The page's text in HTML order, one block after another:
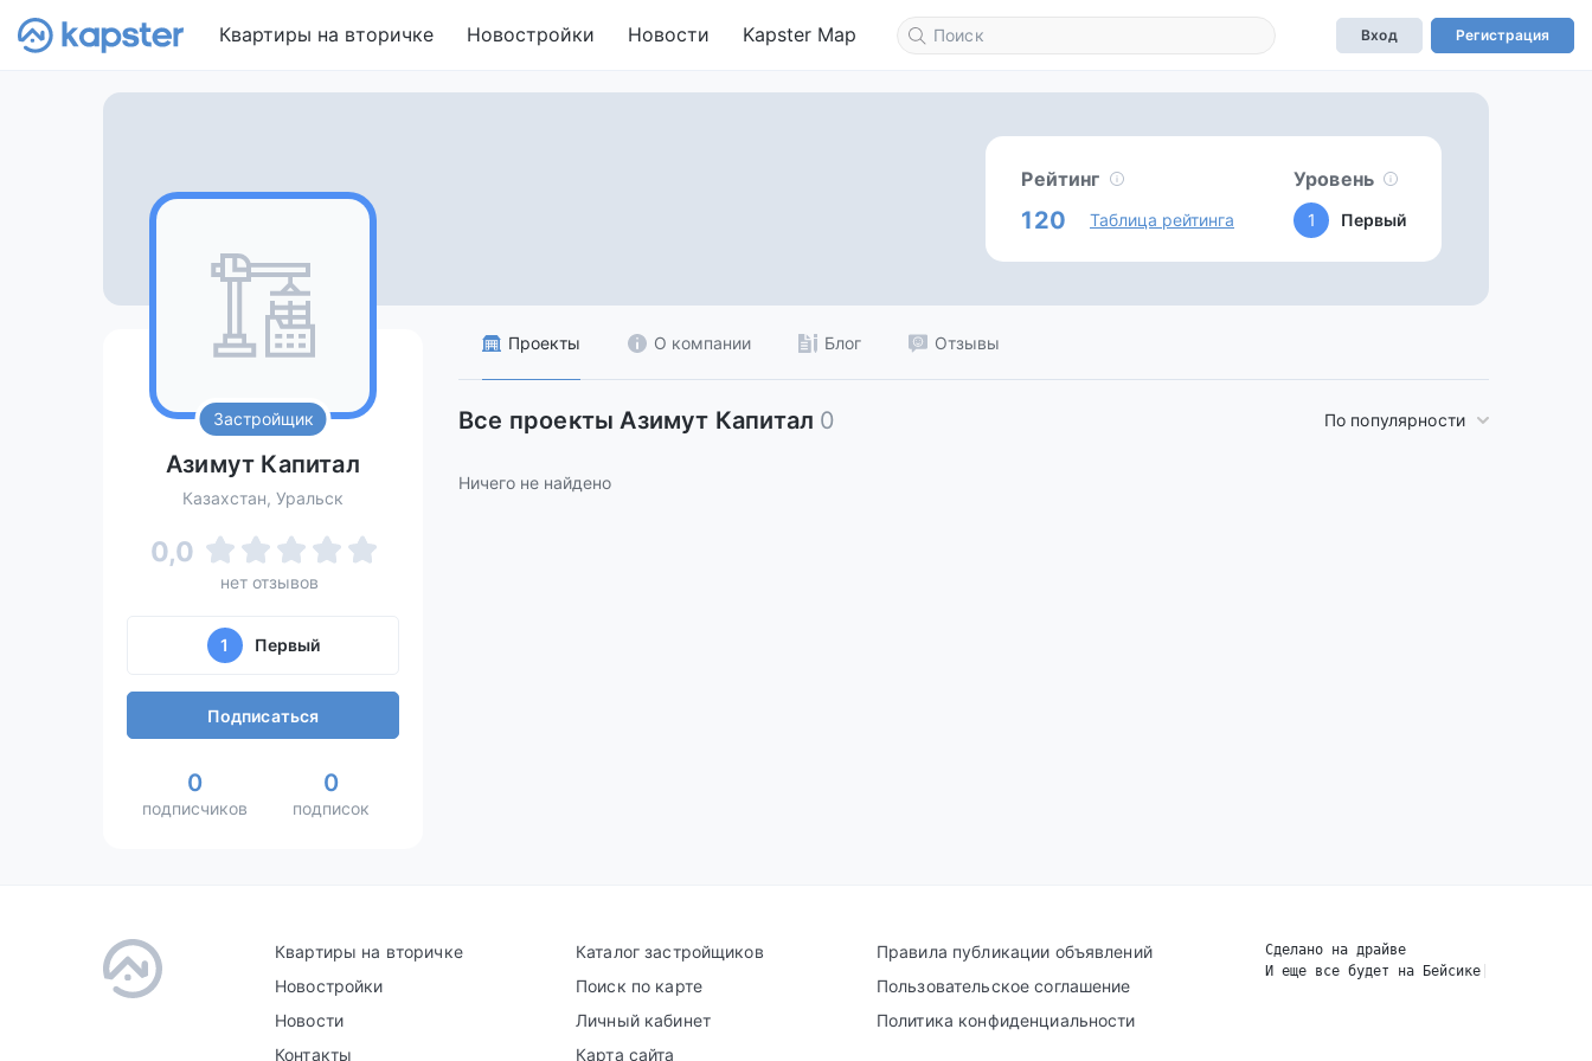
Квартиры на вторичке Новостройки Новости Kapster Map Вход Регистрация
Рейтинг
120 Таблица рейтинга
Уровень
1 Первый
Застройщик
Азимут Капитал
Казахстан, Уральск
0,0
нет отзывов
1 Первый
Подписаться
0
подписчиков
0
подписок
Проекты О компании Блог Отзывы
Все проекты Азимут Капитал 0 По популярности
Ничего не найдено
Квартиры на вторичке
Новостройки
Новости
Контакты
Каталог застройщиков
Поиск по карте
Личный кабинет
Карта сайта
Правила публикации объявлений
Пользовательское соглашение
Политика конфиденциальности
Сделано на драйве
И еще все будет на Бейсике